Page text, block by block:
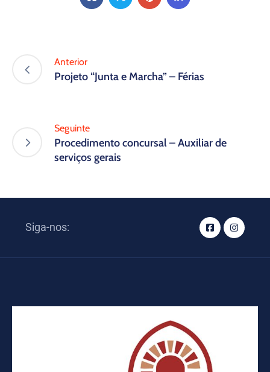
Anterior
Projeto “Junta e Marcha” – Férias
Seguinte
Procedimento concursal – Auxiliar de
serviços gerais
Siga-nos: